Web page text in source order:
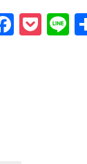
F
P
Li